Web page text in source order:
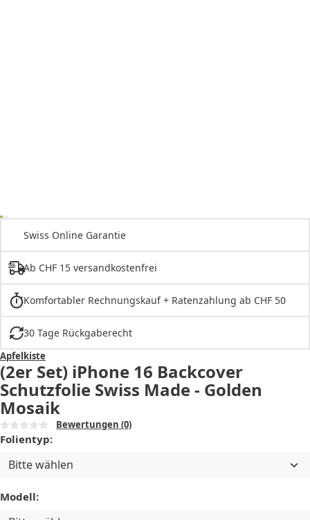
Swiss Online Garantie
Ab CHF 15 versandkostenfrei
Komfortabler Rechnungskauf + Ratenzahlung ab CHF 50
30 Tage Rückgaberecht
Apfelkiste
(2er Set) iPhone 16 Backcover
Schutzfolie Swiss Made - Golden
Mosaik
Bewertungen (0)
Folientyp:
Bitte wählen
Modell: